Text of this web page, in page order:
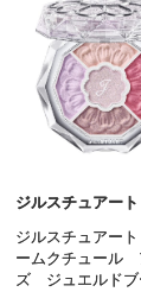
ジルスチュアート
ジルスチュアー
ームクチュール
ズ ジュエルドブ